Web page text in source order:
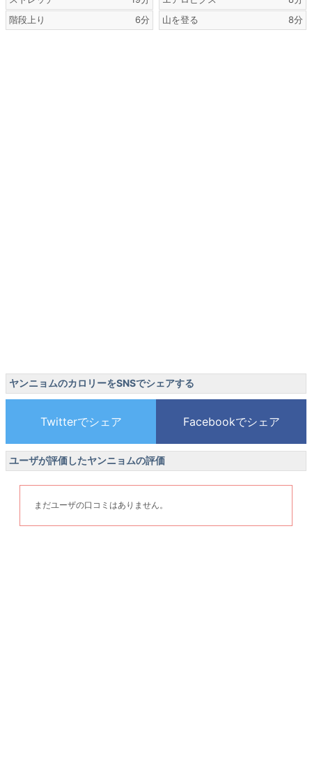
階段上り
6分
山を登る
8分
ヤンニョムのカロリーをSNSでシェアする
ユーザが評価したヤンニョムの評価
まだユーザの口コミはありません。